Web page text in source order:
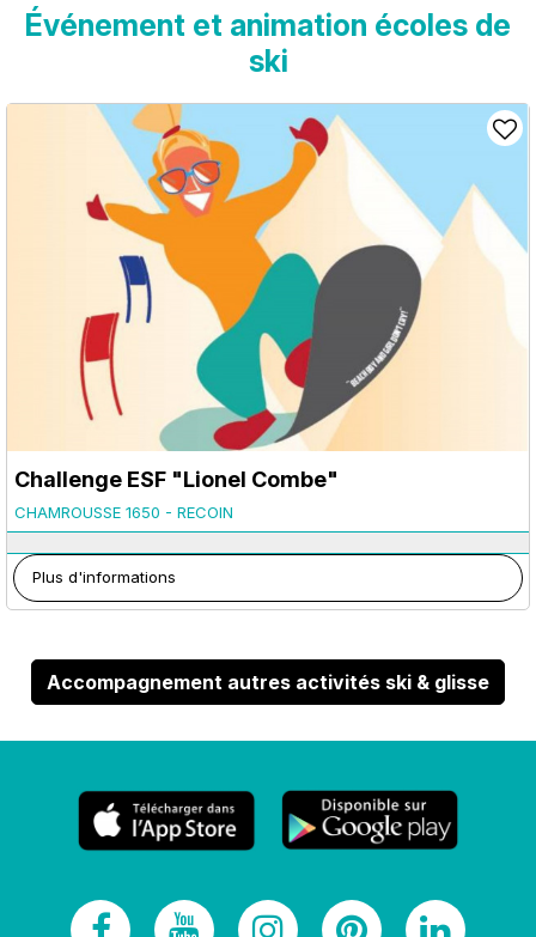
Événement et animation écoles de
ski
Challenge ESF "Lionel Combe"
CHAMROUSSE 1650 - RECOIN
Plus d'informations
Accompagnement autres activités ski & glisse